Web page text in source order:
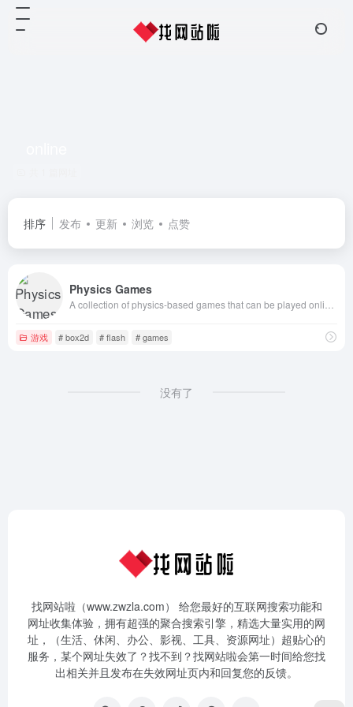
排序 发布 更新 浏览 点赞
Physics Games
游戏 # box2d # flash # games
没有了
找网站啦（www.zwzla.com） 给您最好的互联网搜索功能和
网址收集体验，拥有超强的聚合搜索引擎，精选大量实用的网
址，（生活、休闲、办公、影视、工具、资源网址）超贴心的
服务，某个网址失效了？找不到？找网站啦会第一时间给您找
出相关并且发布在失效网址页内和回复您的反馈。